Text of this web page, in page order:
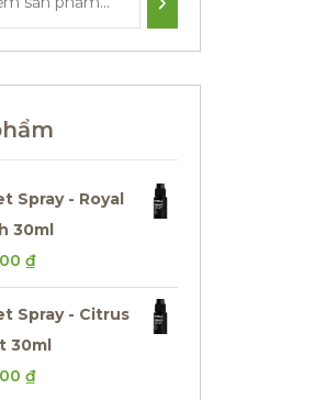
Spray - Royal
30ml
₫
Spray - Citrus
30ml
₫